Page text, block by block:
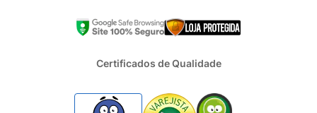
Certificados de Qualidade